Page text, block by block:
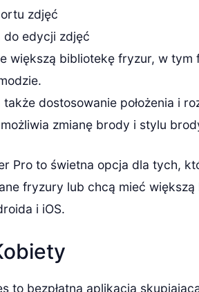
zdjęć
do edycji zdjęć
większą bibliotekę fryzur, w
także dostosowanie położenia i
zmianę brody i stylu
Pro to świetna opcja dla tych,
fryzury lub chcą mieć
i iOS.
to bezpłatna aplikacja